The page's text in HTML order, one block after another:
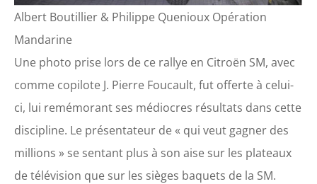
Albert Boutillier & Philippe Quenioux Opération
Mandarine
Une photo prise lors de ce rallye en Citroën SM, avec
comme copilote J. Pierre Foucault, fut offerte à celui-
ci, lui remémorant ses médiocres résultats dans cette
discipline. Le présentateur de « qui veut gagner des
millions » se sentant plus à son aise sur les plateaux
de télévision que sur les sièges baquets de la SM.